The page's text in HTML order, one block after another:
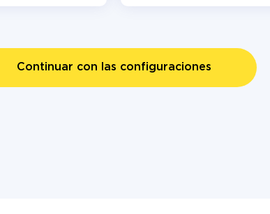
Continuar con las configuraciones